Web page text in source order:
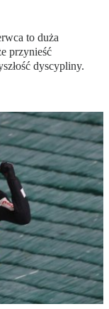
to duża
przynieść
dyscypliny.